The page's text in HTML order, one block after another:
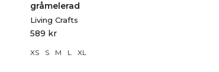
gråmelerad
Living Crafts
589 kr
XS S M L XL